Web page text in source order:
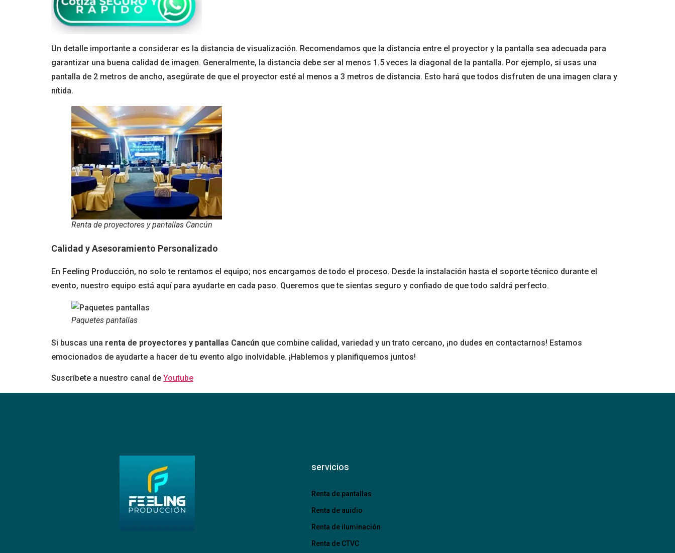
Un detalle importante a considerar es la distancia de visualización. Recomendamos que la distancia entre el proyector y la pantalla sea adecuada para
garantizar una buena calidad de imagen. Generalmente, la distancia debe ser al menos 1.5 veces la diagonal de la pantalla. Por ejemplo, si usas una
pantalla de 2 metros de ancho, asegúrate de que el proyector esté al menos a 3 metros de distancia. Esto hará que todos disfruten de una imagen clara y
nítida.
Renta de proyectores y pantallas Cancún
Calidad y Asesoramiento Personalizado
En Feeling Producción, no solo te rentamos el equipo; nos encargamos de todo el proceso. Desde la instalación hasta el soporte técnico durante el
evento, nuestro equipo está aquí para ayudarte en cada paso. Queremos que te sientas seguro y confiado de que todo saldrá perfecto.
Paquetes pantallas
Si buscas una renta de proyectores y pantallas Cancún que combine calidad, variedad y un trato cercano, ¡no dudes en contactarnos! Estamos
emocionados de ayudarte a hacer de tu evento algo inolvidable. ¡Hablemos y planifiquemos juntos!
Suscríbete a nuestro canal de Youtube
servicios
Renta de pantallas
Renta de auidio
Renta de iluminación
Renta de CTVC